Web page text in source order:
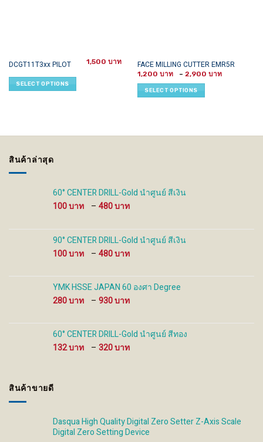
DCGT11T3xx PILOT 1,500
SELECT OPTIONS
This
product
has
chosen
on
FACE MILLING CUTTER EMR5R
1,200 – 2,900
SELECT OPTIONS
This
product
has
multiple
product
สินค้าล่าสุด
60° CENTER DRILL-Gold นำศูนย์ สีเงิน
100
– 480
100 ฿
through
480 ฿
90° CENTER DRILL-Gold นำศูนย์ สีเงิน
100
– 480
100 ฿
through
YMK HSSE JAPAN 60 องศา Degree
280
– 930
280 ฿
through
930 ฿
60° CENTER DRILL-Gold นำศูนย์ สีทอง
132
– 320
สินค้าขายดี
Dasqua High Quality Digital Zero Setter Z-Axis Scale
Digital Zero Setting Device